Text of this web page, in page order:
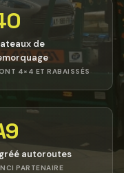
de
4×4 ET RABAISSÉS
autoroutes
PARTENAIRE